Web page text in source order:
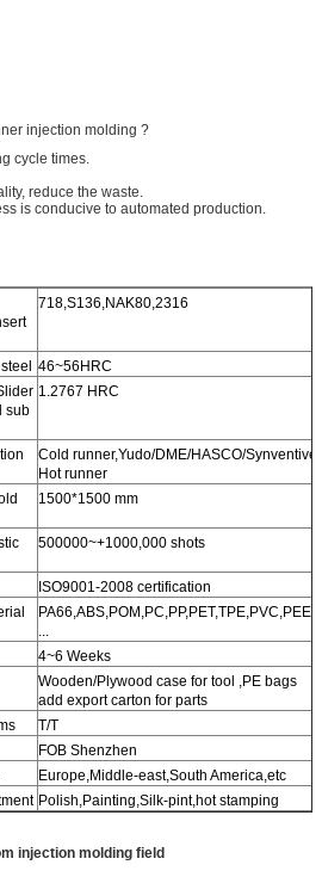
injection molding ?
cycle times.
reduce the waste.
is conducive to automated production.
718,S136,NAK80,2316
46~56HRC
sub
1.2767 HRC
Cold runner,Yudo/DME/HASCO/Synventive
Hot runner
1500*1500 mm
500000~+1000,000 shots
ISO9001-2008 certification
PA66,ABS,POM,PC,PP,PET,TPE,PVC,PEEK
...
4~6 Weeks
Wooden/Plywood case for tool ,PE bags
add export carton for parts
T/T
FOB Shenzhen
Europe,Middle-east,South America,etc
Polish,Painting,Silk-pint,hot stamping
injection molding field